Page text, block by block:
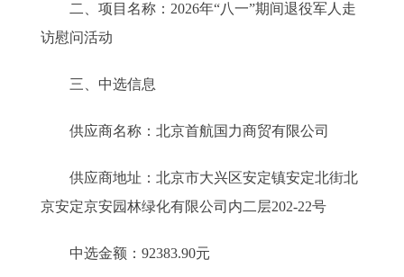
二、项目名称：2026年“八一”期间退役军人走
访慰问活动
三、中选信息
供应商名称：北京首航国力商贸有限公司
供应商地址：北京市大兴区安定镇安定北街北
京安定京安园林绿化有限公司内二层202-22号
中选金额：92383.90元